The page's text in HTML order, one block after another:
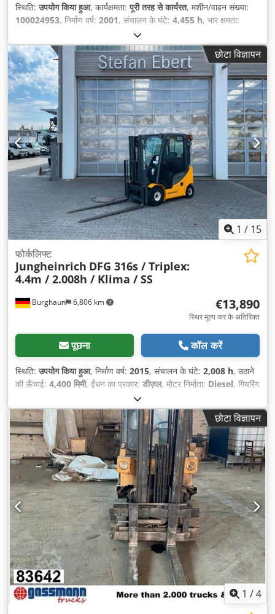
स्थिति:उपयोग किया हुआ, कार्यक्षमता:पूरी तरह से कार्यरत, मशीन/वाहन संख्या:
100024953, निर्माण वर्ष: 2001, संचालन के घंटे: 4,455 h, भार क्षमता:
4,680 मिमी
ईंधन का प्रकार:डीज़ल, मस्त प्रकार:ट्रिप्लेक्स, निर्माण ऊँचाई:2,210 मिमी,
फोर्क की लंबाई:
1,200 मिमी, ड्राइव प्रकार:Diesel, छोटा विज्ञापन
1 / 15
Burghaun 6,806 km
फोर्कलिफ्ट
Jungheinrich DFG 316s / Triplex:
4.4m / 2.008h / Klima / SS
€13,890
स्थिर मूल्य कर के अतिरिक्त
पूछना कॉल करें
स्थिति:उपयोग किया हुआ, निर्माण वर्ष: 2015, संचालन के घंटे: 2,008 h, उठाने
की ऊँचाई: 4,400 मिमी, ईंधन का प्रकार: डीज़ल, मोटर निर्माता: Diesel, गियरिंग
छोटा विज्ञापन
1 /4